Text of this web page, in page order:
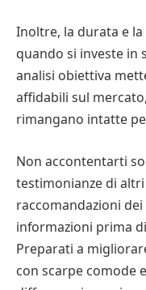
Inoltre, la durata e
quando si investe in
analisi obiettiva
affidabili sul
rimangano intatte
Non accontentarti
testimonianze di
raccomandazioni
informazioni prima
Preparati a
con scarpe comode